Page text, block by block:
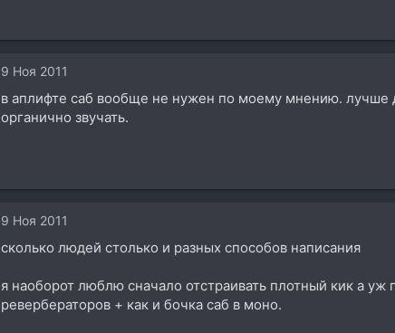
9 Ноя 2011
в аплифте саб вообще не нужен по моему мнению. лучше
органично звучать.
9 Ноя 2011
сколько людей столько и разных способов написания
я наоборот люблю сначало отстраивать плотный кик а уж
ревербераторов + как и бочка саб в моно.